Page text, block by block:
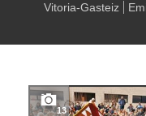
Vitoria-Gasteiz
13